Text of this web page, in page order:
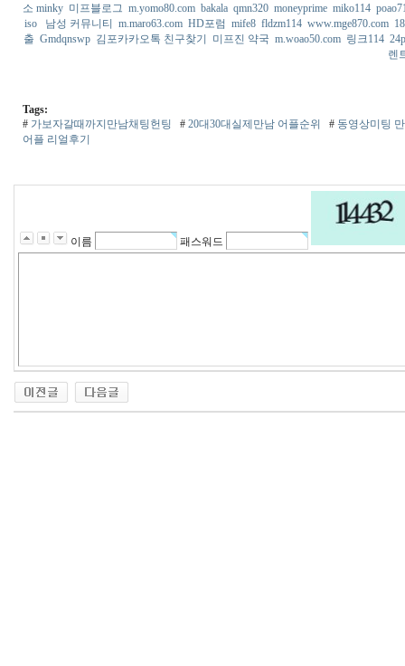
소 minky 미프블로그 m.yomo80.com bakala qmn320 moneyprime miko114
iso
남성 커뮤니티 m.maro63.com HD포럼 mife8 fldzm114 www.mge870.com
출 Gmdqnswp 김포카카오톡 친구찾기 미프진 약국 m.woao50.com 링크114
렌
Tags:
# 가보자갈때까지만남채팅헌팅 # 20대30대실제만남 어플순위 # 동영상미팅
어플 리얼후기
이름 패스워드